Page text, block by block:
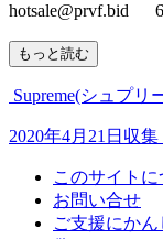
hotsale@prvf.bid 6
もっと読む
Supreme(シュプリ
2020年4月21日収
このサイトに
お問い合せ
ご支援にかん